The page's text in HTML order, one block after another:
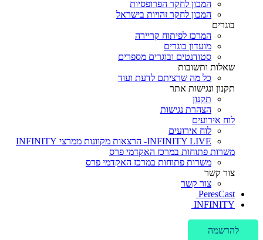
המכון לחקר הפרופסיות
המכון לחקר זהויות בישראל
בוגרים
המרכז לפיתוח קריירה
מועדון בוגרים
סטודנטים ובוגרים מספרים
שאלות ותשובות
כל מה שרציתם לדעת ועוד
תקנון ונגישות אתר
תקנון
הצהרת נגישות
לוח אירועים
לוח אירועים
INFINITY LIVE- הרצאות מקוונות ממרצי INFINITY
משרות פתוחות במרכז האקדמי פרס
משרות פתוחות במרכז האקדמי פרס
צור קשר
צור קשר
PeresCast
INFINITY
להרשמה